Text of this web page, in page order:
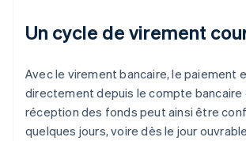
Un cycle de virement
Avec le virement bancaire, le paiement
directement depuis le compte bancaire
réception des fonds peut ainsi être
quelques jours, voire dès le jour